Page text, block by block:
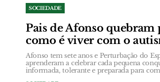
SOCIEDADE
Pais de Afonso
como é viver com o
Afonso tem sete anos e Perturbação do
aprenderam a celebrar cada pequena
informada, tolerante e preparada para